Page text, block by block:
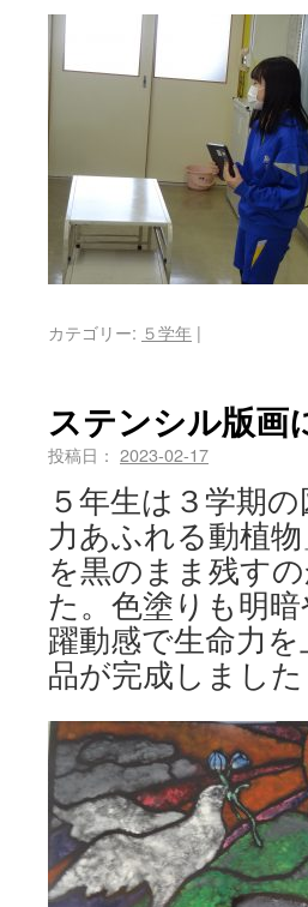
カテゴリー: ５学年 |
ステンシル版画
投稿日： 2023-02-17
５年生は３学期
力あふれる動植
を黒のまま残す
た。色塗りも明
躍動感で生命力
品が完成しました